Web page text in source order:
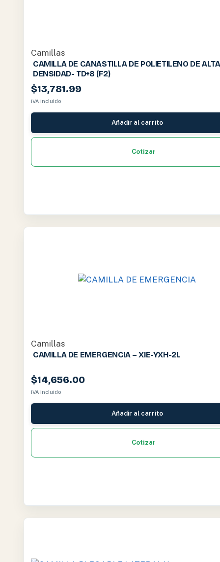
Camillas
CAMILLA DE CANASTILLA DE POLIETILENO DE ALTA
DENSIDAD- TD+8 (F2)
$13,781.99
IVA Incluido
Añadir al carrito
Cotizar
Camillas
CAMILLA DE EMERGENCIA – XIE-YXH-2L
$14,656.00
IVA Incluido
Añadir al carrito
Cotizar